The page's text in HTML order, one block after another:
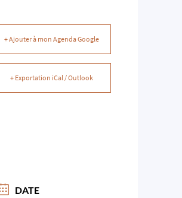
+ Ajouter à mon Agenda Google
+ Exportation iCal / Outlook
DATE